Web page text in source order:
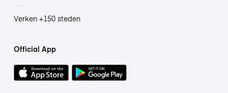
Verken +150 steden
Official App